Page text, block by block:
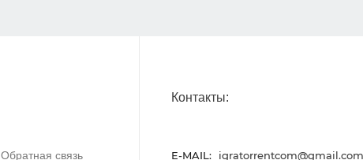
Обратная связь
Контакты:
E-MAIL: